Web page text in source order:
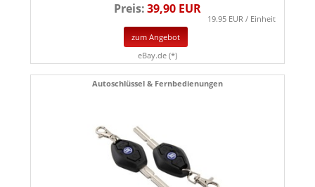
Preis:39,90 EUR
19.95 EUR / Einheit
zum Angebot
eBay.de (*)
Autoschlüssel & Fernbedienungen